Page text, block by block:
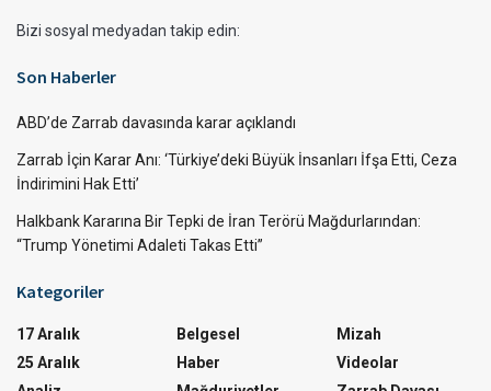
Bizi sosyal medyadan takip edin:
Son Haberler
ABD’de Zarrab davasında karar açıklandı
Zarrab İçin Karar Anı: ‘Türkiye’deki Büyük İnsanları İfşa Etti, Ceza
İndirimini Hak Etti’
Halkbank Kararına Bir Tepki de İran Terörü Mağdurlarından:
“Trump Yönetimi Adaleti Takas Etti”
Kategoriler
17 Aralık
25 Aralık
Belgesel
Haber
Mizah
Videolar